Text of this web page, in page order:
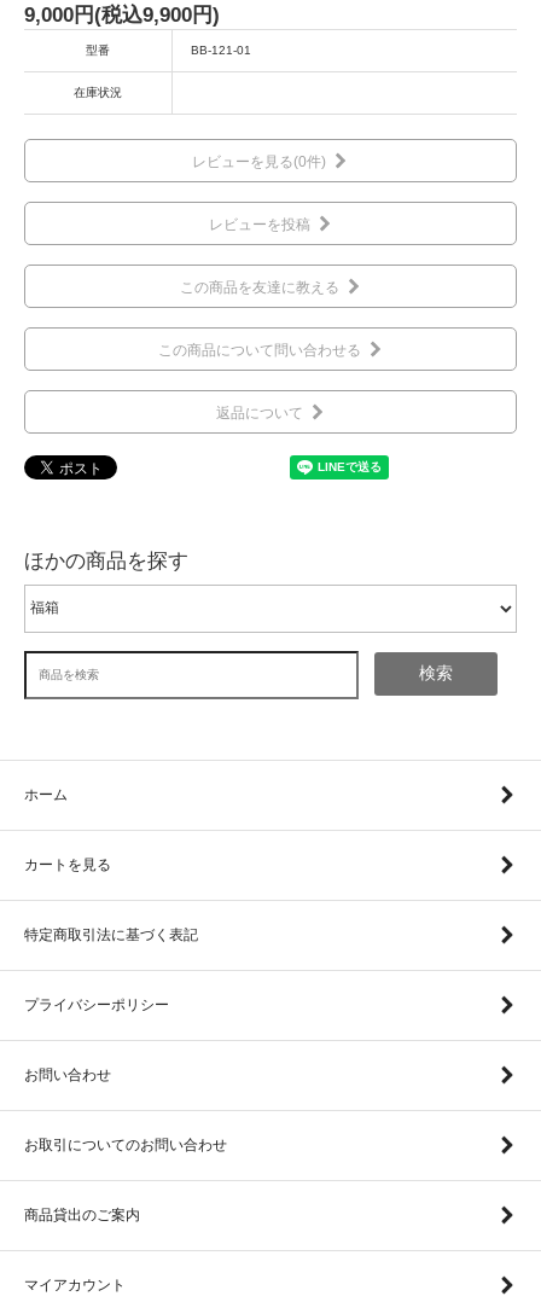
9,000円(税込9,900円)
型番 BB-121-01
在庫状況
レビューを見る(0件)
レビューを投稿
この商品を友達に教える
この商品について問い合わせる
返品について
ほかの商品を探す
検索
ホーム
カートを見る
特定商取引法に基づく表記
プライバシーポリシー
お問い合わせ
お取引についてのお問い合わせ
商品貸出のご案内
マイアカウント